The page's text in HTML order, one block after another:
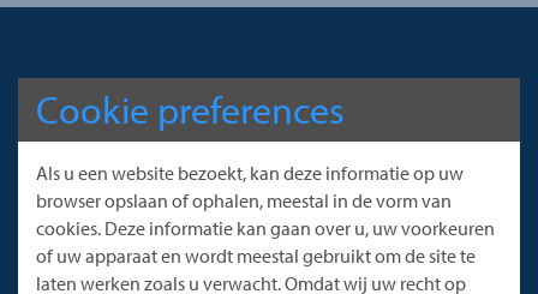
MAS bv is een expert in het installeren
van ventilatiesystemen in
liftschachten en technische schachten.
Cookie preferences
Als u een website bezoekt, kan deze informatie op uw
browser opslaan of ophalen, meestal in de vorm van
cookies. Deze informatie kan gaan over u, uw voorkeuren
of uw apparaat en wordt meestal gebruikt om de site te
laten werken zoals u verwacht. Omdat wij uw recht op